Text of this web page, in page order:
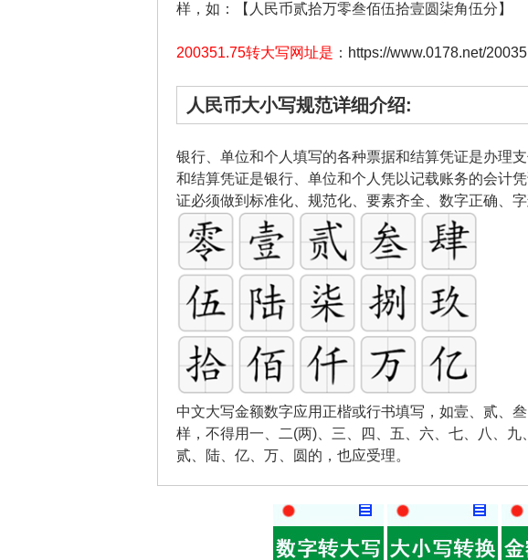
样，如：【人民币贰拾万零叁佰伍拾壹圆柒角伍分】
200351.75转大写网址是 ： https://www.0178.net/
人民币大小写规范详细介绍:
银行、单位和个人填写的各种票据和结算凭证是办理
和结算凭证是银行、单位和个人凭以记载账务的会计
证必须做到标准化、规范化、要素齐全、数字正确、
中文大写金额数字应用正楷或行书填写，如壹、贰、
样，不得用一、二(两)、三、四、五、六、七、八、
贰、陆、亿、万、圆的，也应受理。